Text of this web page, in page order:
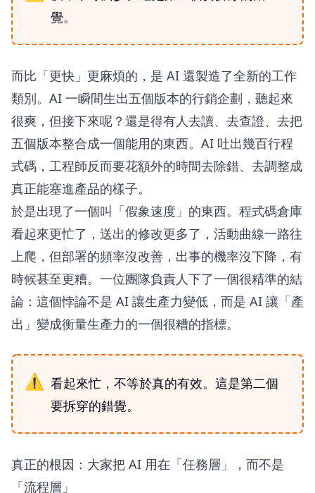
覺。
而比「更快」更麻煩的，是 AI 還製造了全新的工作
類別。AI 一瞬間生出五個版本的行銷企劃，聽起來
很爽，但接下來呢？還是得有人去讀、去查證、去把
五個版本整合成一個能用的東西。AI 吐出幾百行程
式碼，工程師反而要花額外的時間去除錯、去調整成
真正能塞進產品的樣子。
於是出現了一個叫「假象速度」的東西。程式碼倉庫
看起來更忙了，送出的修改更多了，活動曲線一路往
上爬，但部署的頻率沒改善，出事的機率沒下降，有
時候甚至更糟。一位團隊負責人下了一個很精準的結
論：這個悖論不是 AI 讓生產力變低，而是 AI 讓「產
出」變成衡量生產力的一個很糟的指標。
看起來忙，不等於真的有效。這是第二個
要拆穿的錯覺。
真正的根因：大家把 AI 用在「任務層」，而不是
「流程層」